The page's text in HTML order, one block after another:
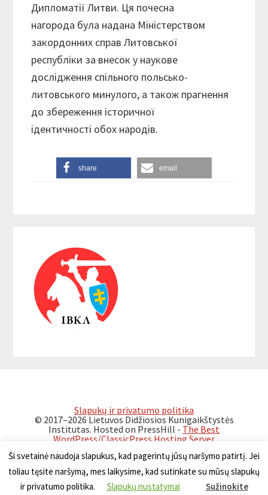
Дипломатії Литви. Ця почесна
нагорода була надана Міністерством
закордонних справ Литовської
республіки за внесок у наукове
дослідження спільного польсько-
литовського минулого, а також прагнення
до збереження історичної
ідентичності обох народів.
share email
Interactions
Sidebar
Slapukų ir privatumo politika
© 2017–2026 Lietuvos Didžiosios Kunigaikštystės
Institutas. Hosted on PressHill - The Best
WordPress/ClassicPress Hosting Server
Ši svetainė naudoja slapukus, kad pagerintų jūsų naršymo patirtį. Jei
toliau tęsite naršymą, mes laikysime, kad sutinkate su mūsų slapukų
ir privatumo politika.
Slapukų nustatymai Sužinokite